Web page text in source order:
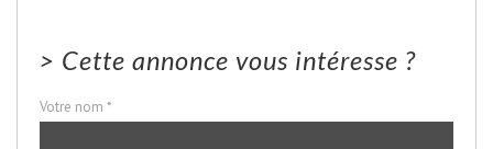
> Cette annonce vous intéresse ?
Votre nom *